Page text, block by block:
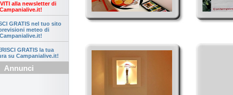
alla newsletter di
Campanialive.it!
GRATIS nel tuo sito
meteo di
Campanialive.it!
GRATIS la tua
su Campanialive.it!
Annunci